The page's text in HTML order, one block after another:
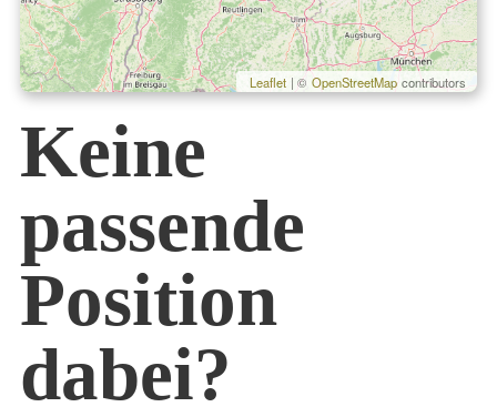
Leaflet | © OpenStreetMap contributors
Keine
passende
Position
dabei?